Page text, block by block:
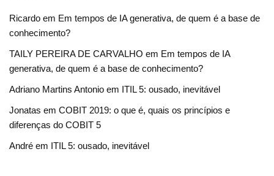
Ricardo em Em tempos de IA generativa, de quem é a base de
conhecimento?
TAILY PEREIRA DE CARVALHO em Em tempos de IA
generativa, de quem é a base de conhecimento?
Adriano Martins Antonio em ITIL 5: ousado, inevitável
Jonatas em COBIT 2019: o que é, quais os princípios e
diferenças do COBIT 5
André em ITIL 5: ousado, inevitável